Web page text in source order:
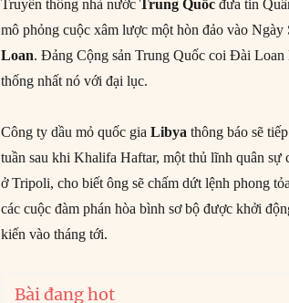
Truyền thông nhà nướcTrung Quốc đưa tin
mô phỏng cuộc xâm lược một hòn đảo vào
Loan. Đảng Cộng sản Trung Quốc coi Đài Loan
thống nhất nó với đại lục.
Công ty dầu mỏ quốc giaLibya thông báo sẽ
tuần sau khi Khalifa Haftar, một thủ lĩnh quân
ở Tripoli, cho biết ông sẽ chấm dứt lệnh phong
các cuộc đàm phán hòa bình sơ bộ được khởi
kiến ​​vào tháng tới.
Bài đang hot